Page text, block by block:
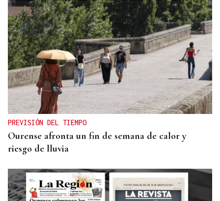
PREVISIÓN DEL TIEMPO
Ourense afronta un fin de semana de calor y
riesgo de lluvia